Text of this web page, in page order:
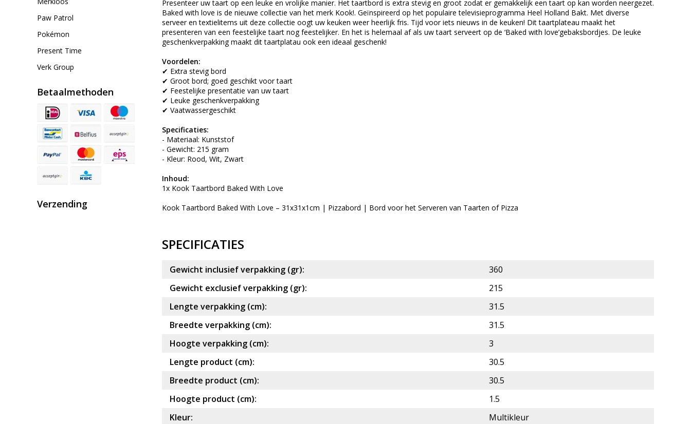
Paw Patrol
Pokémon
Present Time
Verk Group
Betaalmethoden
Verzending
Presenteer uw taart op een leuke en vrolijke manier. Het taartbord is extra stevig en groot zodat er gemakkelijk een taart op kan worden neergezet.
Baked with love is de nieuwe collectie van het merk Kook!. Geïnspireerd op het populaire televisieprogramma Heel Holland Bakt. Met diverse
serveer en textielitems uit deze collectie oogt uw keuken weer heerlijk fris. Tijd voor iets nieuws in de keuken! Dit taartplateau maakt het
presenteren van een feestelijke taart nog feestelijker. En het is helemaal af als uw taart serveert op de ‘Baked with love’gebaksbordjes. De leuke
geschenkverpakking maakt dit taartplatau ook een ideaal geschenk!
Voordelen:
✔ Extra stevig bord
✔ Groot bord; goed geschikt voor taart
✔ Feestelijke presentatie van uw taart
✔ Leuke geschenkverpakking
✔ Vaatwassergeschikt
Specificaties:
- Materiaal: Kunststof
- Gewicht: 215 gram
- Kleur: Rood, Wit, Zwart
Inhoud:
1x Kook Taartbord Baked With Love
Kook Taartbord Baked With Love – 31x31x1cm | Pizzabord | Bord voor het Serveren van Taarten of Pizza
SPECIFICATIES
Gewicht inclusief verpakking (gr):
360
Gewicht exclusief verpakking (gr):
215
Lengte verpakking (cm):
31.5
Breedte verpakking (cm):
31.5
Hoogte verpakking (cm):
3
Lengte product (cm):
30.5
Breedte product (cm):
30.5
Hoogte product (cm):
1.5
Kleur:
Multikleur